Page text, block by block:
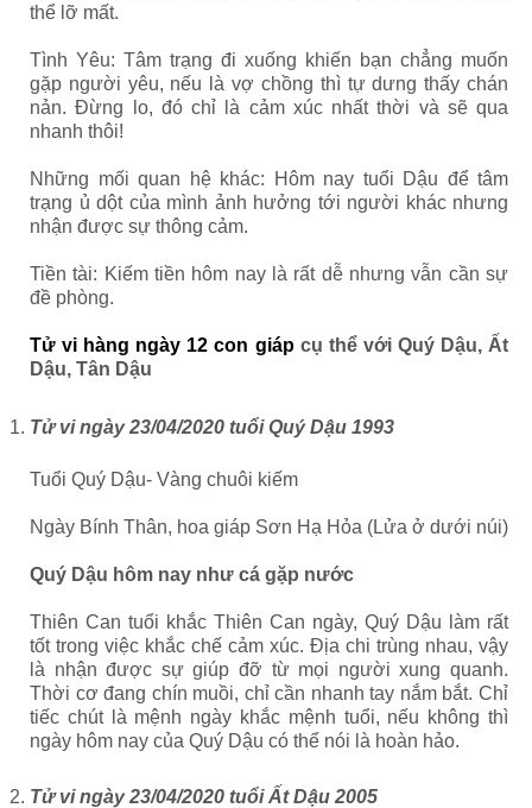
thể lỡ mất.
Tình Yêu: Tâm trạng đi xuống khiến bạn chẳng muốn
gặp người yêu, nếu là vợ chồng thì tự dưng thấy chán
nản. Đừng lo, đó chỉ là cảm xúc nhất thời và sẽ qua
nhanh thôi!
Những mối quan hệ khác: Hôm nay tuổi Dậu để tâm
trạng ủ dột của mình ảnh hưởng tới người khác nhưng
nhận được sự thông cảm.
Tiền tài: Kiếm tiền hôm nay là rất dễ nhưng vẫn cần sự
đề phòng.
Tử vi hàng ngày 12 con giápcụ thể với Quý Dậu, Ất
Dậu, Tân Dậu
Tử vi ngày 23/04/2020 tuổi Quý Dậu 1993
Tuổi Quý Dậu- Vàng chuôi kiếm
Ngày Bính Thân, hoa giáp Sơn Hạ Hỏa (Lửa ở dưới núi)
Quý Dậu hôm nay như cá gặp nước
Thiên Can tuổi khắc Thiên Can ngày, Quý Dậu làm rất
tốt trong việc khắc chế cảm xúc. Địa chi trùng nhau, vậy
là nhận được sự giúp đỡ từ mọi người xung quanh.
Thời cơ đang chín muồi, chỉ cần nhanh tay nắm bắt. Chỉ
tiếc chút là mệnh ngày khắc mệnh tuổi, nếu không thì
ngày hôm nay của Quý Dậu có thể nói là hoàn hảo.
Tử vi ngày 23/04/2020 tuổi Ất Dậu 2005